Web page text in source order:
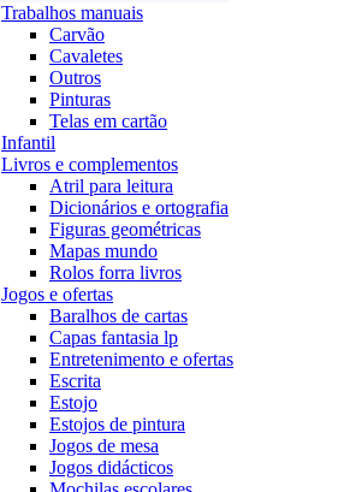
Trabalhos manuais
Carvão
Cavaletes
Outros
Pinturas
Telas em cartão
Infantil
Livros e complementos
Atril para leitura
Dicionários e ortografia
Figuras geométricas
Mapas mundo
Rolos forra livros
Jogos e ofertas
Baralhos de cartas
Capas fantasia lp
Entretenimento e ofertas
Escrita
Estojo
Estojos de pintura
Jogos de mesa
Jogos didácticos